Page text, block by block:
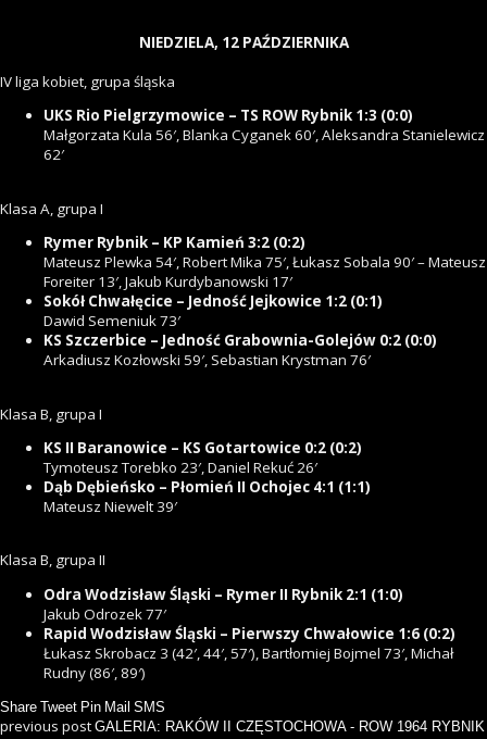
NIEDZIELA, 12 PAŹDZIERNIKA
IV liga kobiet, grupa śląska
UKS Rio Pielgrzymowice – TS ROW Rybnik 1:3 (0:0)
Małgorzata Kula 56′, Blanka Cyganek 60′, Aleksandra Stanielewicz
62′
Klasa A, grupa I
Rymer Rybnik – KP Kamień 3:2 (0:2)
Mateusz Plewka 54′, Robert Mika 75′, Łukasz Sobala 90′ – Mateusz
Foreiter 13′, Jakub Kurdybanowski 17′
Sokół Chwałęcice – Jedność Jejkowice 1:2 (0:1)
Dawid Semeniuk 73′
KS Szczerbice – Jedność Grabownia-Golejów 0:2 (0:0)
Arkadiusz Kozłowski 59′, Sebastian Krystman 76′
Klasa B, grupa I
KS II Baranowice – KS Gotartowice 0:2 (0:2)
Tymoteusz Torebko 23′, Daniel Rekuć 26′
Dąb Dębieńsko – Płomień II Ochojec 4:1 (1:1)
Mateusz Niewelt 39′
Klasa B, grupa II
Odra Wodzisław Śląski – Rymer II Rybnik 2:1 (1:0)
Jakub Odrozek 77′
Rapid Wodzisław Śląski – Pierwszy Chwałowice 1:6 (0:2)
Łukasz Skrobacz 3 (42′, 44′, 57′), Bartłomiej Bojmel 73′, Michał
Rudny (86′, 89′)
Share Tweet Pin Mail SMS
previous postGALERIA: RAKÓW II CZĘSTOCHOWA - ROW 1964 RYBNIK